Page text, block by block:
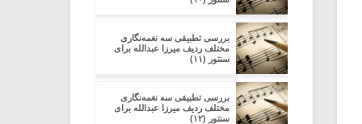
بررسی تطبیقی سه نغمه‌نگاری
مختلف ردیف میرزا عبدالله برای
سنتور (۱۱)
بررسی تطبیقی سه نغمه‌نگاری
مختلف ردیف میرزا عبدالله برای
سنتور (۱۲)